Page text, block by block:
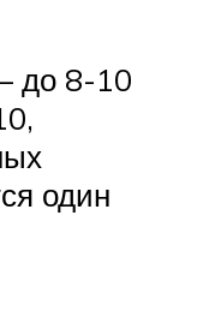
до 8-10
один